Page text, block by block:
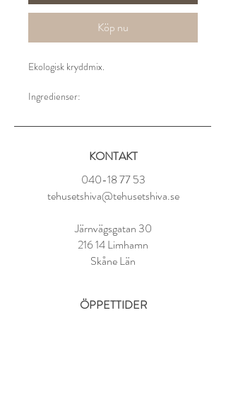
Köp nu
Ekologisk kryddmix.
Ingredienser:
basilika*, dragon*, lavendel*, mejram*, anis*.
KONTAKT
040-18 77 53
tehusetshiva@tehusetshiva.se
Järnvägsgatan 30
216 14 Limhamn
Skåne Län
ÖPPETTIDER